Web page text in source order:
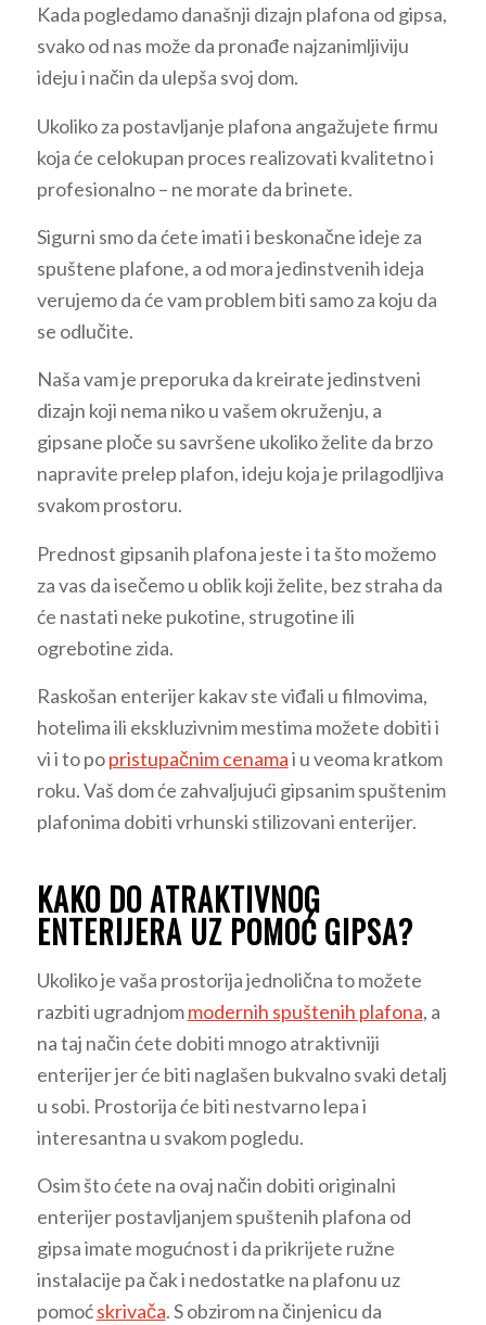
Kada pogledamo današnji dizajn plafona od gipsa,
svako od nas može da pronađe najzanimljiviju
ideju i način da ulepša svoj dom.
Ukoliko za postavljanje plafona angažujete firmu
koja će celokupan proces realizovati kvalitetno i
profesionalno – ne morate da brinete.
Sigurni smo da ćete imati i beskonačne ideje za
spuštene plafone, a od mora jedinstvenih ideja
verujemo da će vam problem biti samo za koju da
se odlučite.
Naša vam je preporuka da kreirate jedinstveni
dizajn koji nema niko u vašem okruženju, a
gipsane ploče su savršene ukoliko želite da brzo
napravite prelep plafon, ideju koja je prilagodljiva
svakom prostoru.
Prednost gipsanih plafona jeste i ta što možemo
za vas da isečemo u oblik koji želite, bez straha da
će nastati neke pukotine, strugotine ili
ogrebotine zida.
Raskošan enterijer kakav ste viđali u filmovima,
hotelima ili ekskluzivnim mestima možete dobiti i
vi i to popristupačnim cenamai u veoma kratkom
roku. Vaš dom će zahvaljujući gipsanim spuštenim
plafonima dobiti vrhunski stilizovani enterijer.
KAKO DO ATRAKTIVNOG
ENTERIJERA UZ POMOĆ GIPSA?
Ukoliko je vaša prostorija jednolična to možete
razbiti ugradnjommodernih spuštenih plafona, a
na taj način ćete dobiti mnogo atraktivniji
enterijer jer će biti naglašen bukvalno svaki detalj
u sobi. Prostorija će biti nestvarno lepa i
interesantna u svakom pogledu.
Osim što ćete na ovaj način dobiti originalni
enterijer postavljanjem spuštenih plafona od
gipsa imate mogućnost i da prikrijete ružne
instalacije pa čak i nedostatke na plafonu uz
pomoćskrivača. S obzirom na činjenicu da